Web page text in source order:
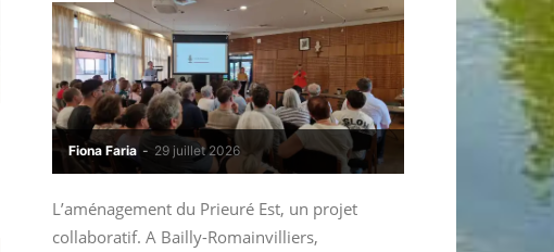
Fiona Faria - 29 juillet 2026
L’aménagement du Prieuré Est, un projet
collaboratif. A Bailly-Romainvilliers,